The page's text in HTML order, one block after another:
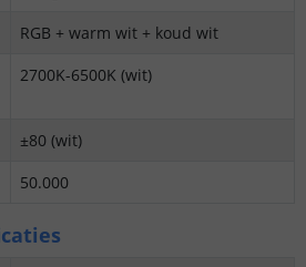
RGB + warm wit + koud wit
2700K-6500K (wit)
±80 (wit)
50.000